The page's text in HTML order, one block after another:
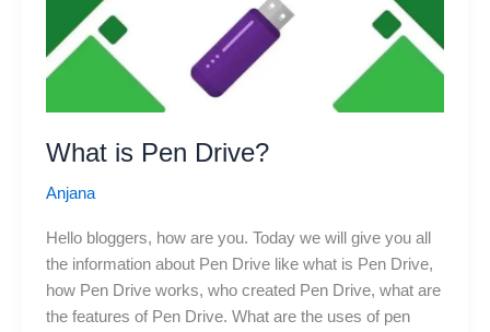
What is Pen Drive?
Anjana
Hello bloggers, how are you. Today we will give you all
the information about Pen Drive like what is Pen Drive,
how Pen Drive works, who created Pen Drive, what are
the features of Pen Drive. What are the uses of pen